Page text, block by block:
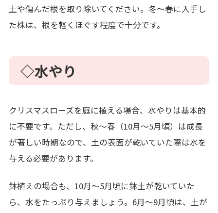
土や傷んだ根を取り除いてください。冬～春に入手し
た株は、根を軽くほぐす程度で十分です。
◇水やり
クリスマスローズを庭に植える場合、水やりは基本的
に不要です。ただし、秋～春（10月～5月頃）は成長
が著しい時期なので、土の表面が乾いていた際は水を
与える必要があります。
鉢植えの場合も、10月～5月頃に鉢土が乾いていた
ら、水をたっぷり与えましょう。6月～9月頃は、土が